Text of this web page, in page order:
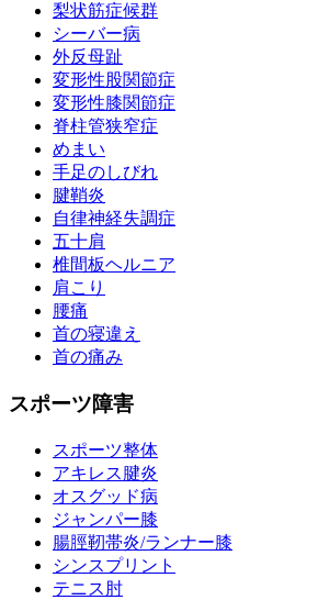
梨状筋症候群
シーバー病
外反母趾
変形性股関節症
変形性膝関節症
脊柱管狭窄症
めまい
手足のしびれ
腱鞘炎
自律神経失調症
五十肩
椎間板ヘルニア
肩こり
腰痛
首の寝違え
首の痛み
スポーツ障害
スポーツ整体
アキレス腱炎
オスグッド病
ジャンパー膝
腸脛靭帯炎/ランナー膝
シンスプリント
テニス肘